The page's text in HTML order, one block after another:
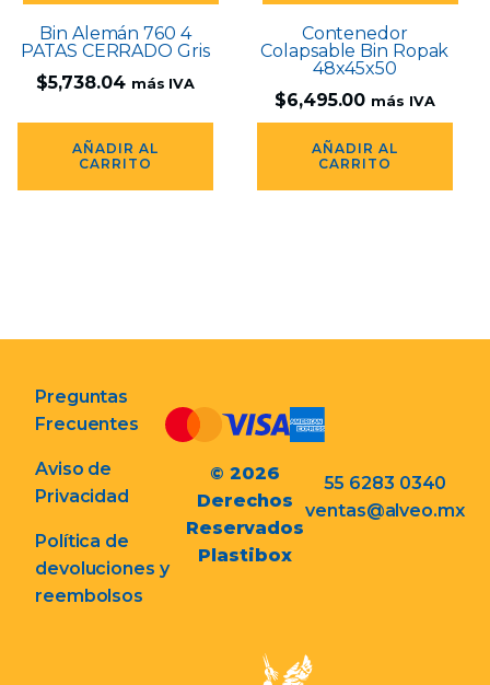
Bin Alemán 760 4
PATAS CERRADO Gris
$5,738.04 más IVA
AÑADIR AL
CARRITO
Contenedor
Colapsable Bin Ropak
48x45x50
$6,495.00 más IVA
AÑADIR AL
CARRITO
Preguntas
Frecuentes
Aviso de
Privacidad
Política de
devoluciones y
reembolsos
© 2026
Derechos
Reservados
Plastibox
55 6283 0340
ventas@alveo.mx